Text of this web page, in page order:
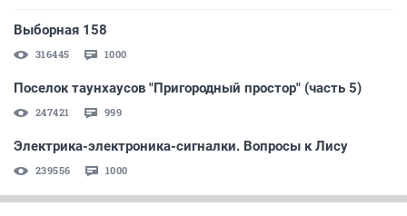
Выборная 158
316445 1000
Поселок таунхаусов "Пригородный простор" (часть 5)
247421 999
Электрика-электроника-сигналки. Вопросы к Лису
239556 1000